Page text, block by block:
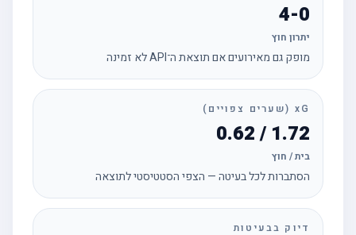
4-0
יתרון חוץ
מופק גם מאירועים אם תוצאת ה־API לא זמינה
xG (שערים צפויים)
1.72 / 0.62
בית / חוץ
הסתברות לכל בעיטה — הצפי הסטטיסטי לתוצאה
דיוק בבעיטות